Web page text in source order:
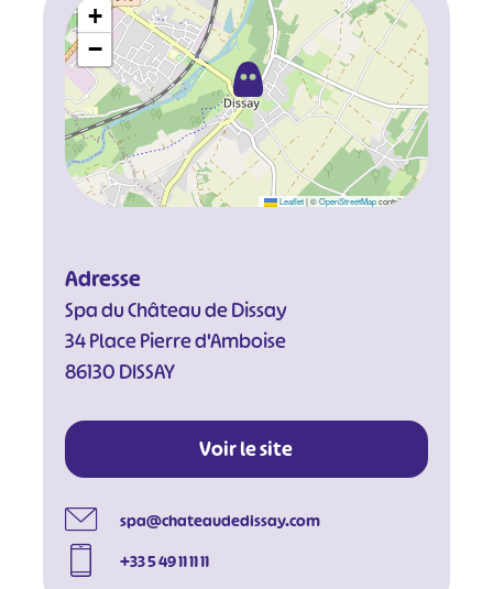
+
−
Leaflet |©OpenStreetMapcontributors
Adresse
Spa du Château de Dissay
34 Place Pierre d'Amboise
86130 DISSAY
Voir le site
spa@chateaudedissay.com
+33 5 49 11 11 11